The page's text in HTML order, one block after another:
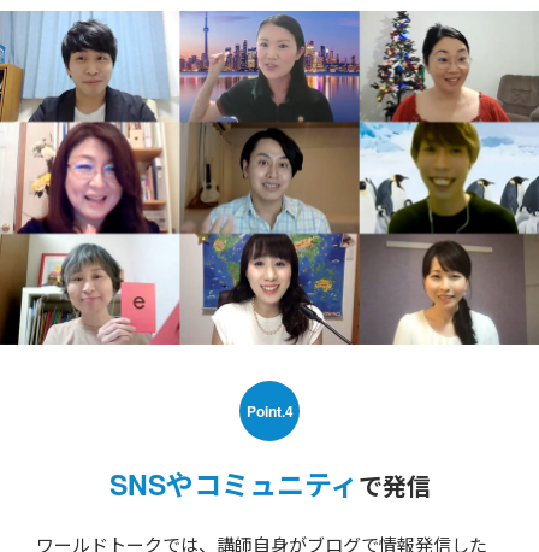
Point.4
SNSやコミュニティで発信
ワールドトークでは、講師自身がブログで情報発信した